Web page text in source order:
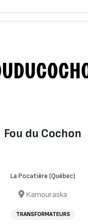
Fou du Cochon
La Pocatière (Québec)
Kamouraska
TRANSFORMATEURS